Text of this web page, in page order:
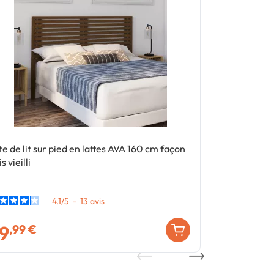
de lit sur pied en lattes AVA 160 cm façon
vieilli
4.1/5 - 13 avis
,99 €